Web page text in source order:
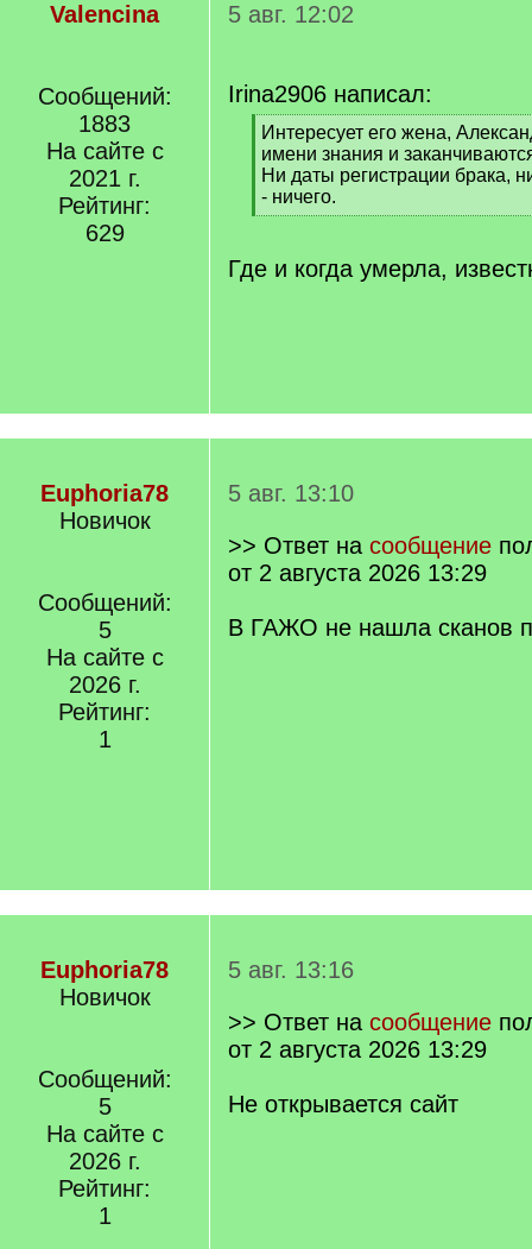
Valencina
Сообщений:
1883
На сайте с
2021 г.
Рейтинг:
629
5 авг. 12:02
Irina2906 написал:
[
q
]
Интересует его жена,
имени знания и
Ни даты регистрации брака,
- ничего.
[
q
]
Где и когда умерла,
Euphoria78
Новичок
Сообщений:
5
На сайте с
2026 г.
Рейтинг:
1
5 авг. 13:10
>> Ответ на сообщение
от 2 августа 2026 13:29
В ГАЖО не нашла сканов
Euphoria78
Новичок
Сообщений:
5
На сайте с
2026 г.
Рейтинг:
1
5 авг. 13:16
>> Ответ на сообщение
от 2 августа 2026 13:29
Не открывается сайт